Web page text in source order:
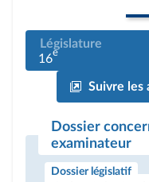
Législature
16e
Suivre les
Dossier
examinateur
Dossier législatif